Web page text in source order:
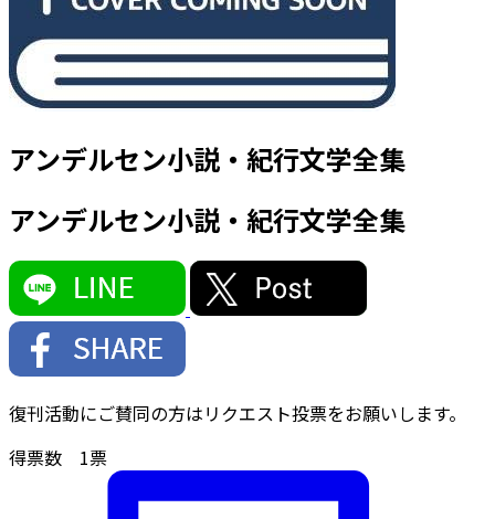
アンデルセン小説・紀行文学全集
アンデルセン小説・紀行文学全集
復刊活動にご賛同の方はリクエスト投票をお願いします。
得票数 1票